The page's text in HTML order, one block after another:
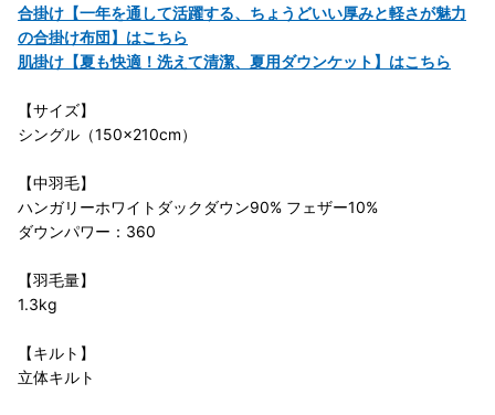
合掛け【一年を通して活躍する、ちょうどいい厚みと軽さが魅力
の合掛け布団】はこちら
肌掛け【夏も快適！洗えて清潔、夏用ダウンケット】はこちら
【サイズ】
シングル（150×210cm）
【中羽毛】
ハンガリーホワイトダックダウン90% フェザー10%
ダウンパワー：360
【羽毛量】
1.3kg
【キルト】
立体キルト